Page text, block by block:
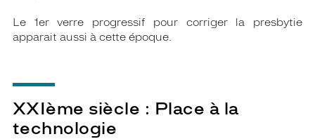
Le 1er verre progressif pour corriger la presbytie
apparait aussi à cette époque.
XXIème siècle : Place à la
technologie